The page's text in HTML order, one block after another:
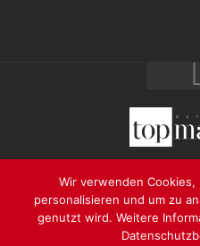
2026 progressmedia Verlag &
Landstraße 62
Wir verwenden
personalisieren und um zu
genutzt wird. Weitere